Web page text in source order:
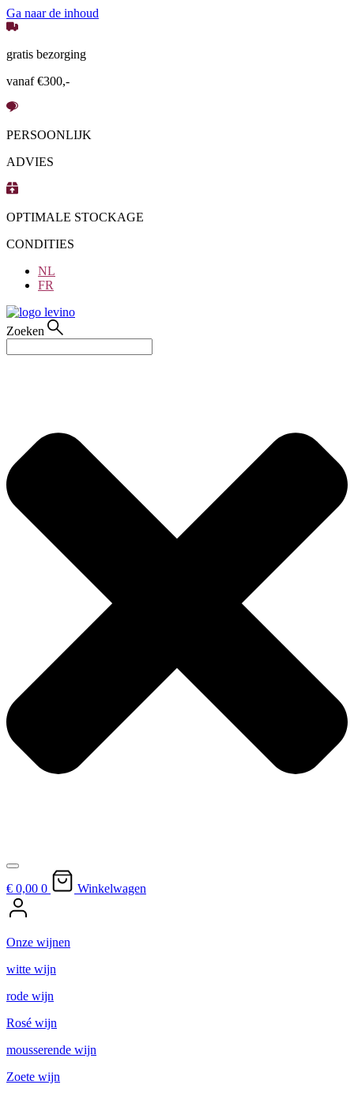
Ga naar de inhoud
gratis bezorging
vanaf €300,-
PERSOONLIJK
ADVIES
OPTIMALE STOCKAGE
CONDITIES
NL
FR
Zoeken
€ 0,00 0 Winkelwagen
Onze wijnen
witte wijn
rode wijn
Rosé wijn
mousserende wijn
Zoete wijn